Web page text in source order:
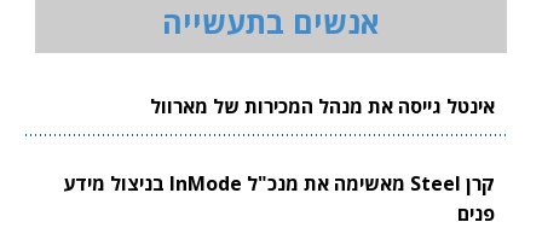
אנשים בתעשייה
אינטל גייסה את מנהל המכירות של מארוול
קרן Steel מאשימה את מנכ"ל InMode בניצול מידע
פנים